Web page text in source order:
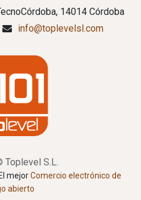
14014 Córdoba
info@toplevelsl.com
Toplevel S.L.
mejorComercio electrónico de
abierto